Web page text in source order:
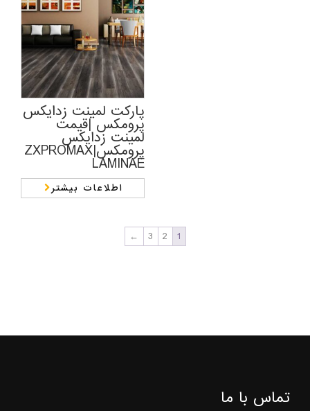
پارکت لمینت زدایکس
پرومکس |قیمت
لمینت زدایکس
پرومکس|ZXPROMAX
LAMINAE
اطلاعات بیشتر
1
2
3
←
تماس با ما